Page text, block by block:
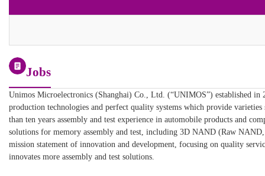
Jobs
Unimos Microelectronics (Shanghai) Co., Ltd. (“UNIMOS”) established in
production technologies and perfect quality systems which provide
than ten years assembly and test experience in automobile products and
solutions for memory assembly and test, including 3D NAND (Raw
mission statement of innovation and development, focusing on quality
innovates more assembly and test solutions.